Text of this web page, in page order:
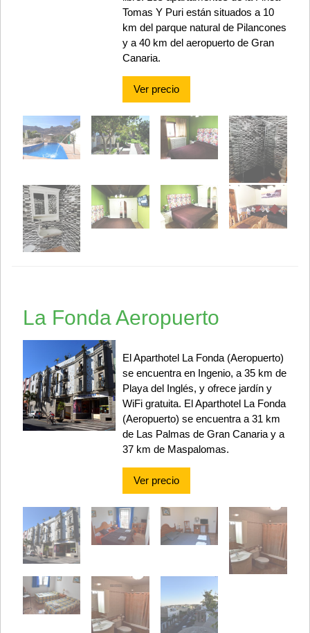
Tomas Y Puri están situados a 10
km del parque natural de Pilancones
y a 40 km del aeropuerto de Gran
Canaria.
Ver precio
La Fonda Aeropuerto
El Aparthotel La Fonda (Aeropuerto)
se encuentra en Ingenio, a 35 km de
Playa del Inglés, y ofrece jardín y
WiFi gratuita. El Aparthotel La Fonda
(Aeropuerto) se encuentra a 31 km
de Las Palmas de Gran Canaria y a
37 km de Maspalomas.
Ver precio